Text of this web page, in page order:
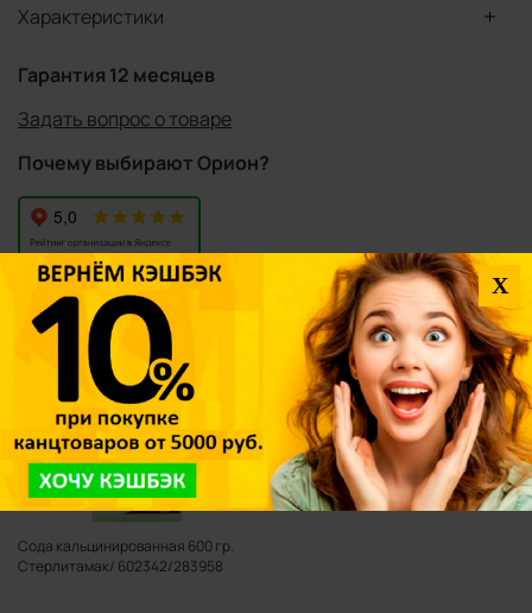
Характеристики
Гарантия 12 месяцев
Задать вопрос о товаре
Почему выбирают Орион?
Вы смотрели
Сода кальцинированная 600 гр.
Стерлитамак/ 602342/283958
X